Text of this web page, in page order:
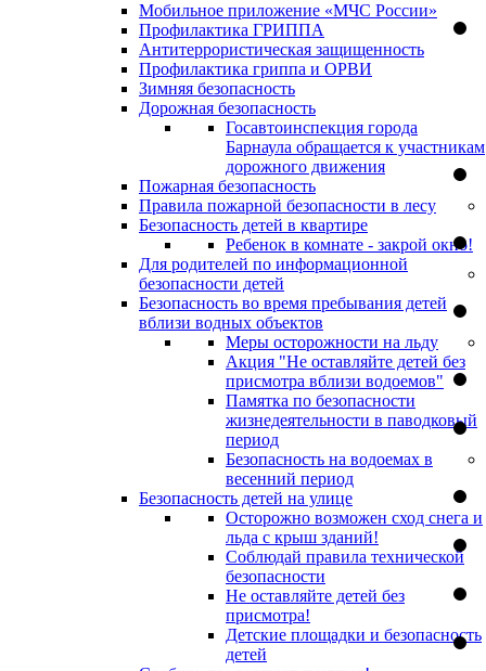
Мобильное приложение «МЧС России»
Профилактика ГРИППА
Антитеррористическая защищенность
Профилактика гриппа и ОРВИ
Зимняя безопасность
Дорожная безопасность
Госавтоинспекция города
Барнаула обращается к участникам
дорожного движения
Пожарная безопасность
Правила пожарной безопасности в лесу
Безопасность детей в квартире
Ребенок в комнате - закрой окно!
Для родителей по информационной
безопасности детей
Безопасность во время пребывания детей
вблизи водных объектов
Меры осторожности на льду
Акция "Не оставляйте детей без
присмотра вблизи водоемов"
Памятка по безопасности
жизнедеятельности в паводковый
период
Безопасность на водоемах в
весенний период
Безопасность детей на улице
Осторожно возможен сход снега и
льда с крыш зданий!
Соблюдай правила технической
безопасности
Не оставляйте детей без
присмотра!
Детские площадки и безопасность
детей